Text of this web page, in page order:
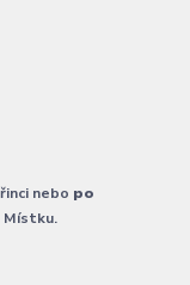
nebo po
Místku.